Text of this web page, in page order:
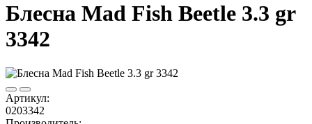
Блесна Mad Fish Beetle 3.3 gr
3342
Артикул:
0203342